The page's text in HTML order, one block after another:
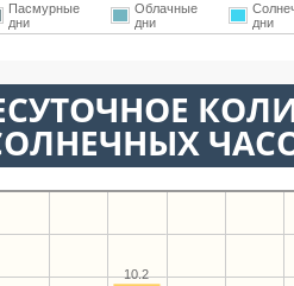
Пасмурные
дни
Облачные
дни
дни
10.2